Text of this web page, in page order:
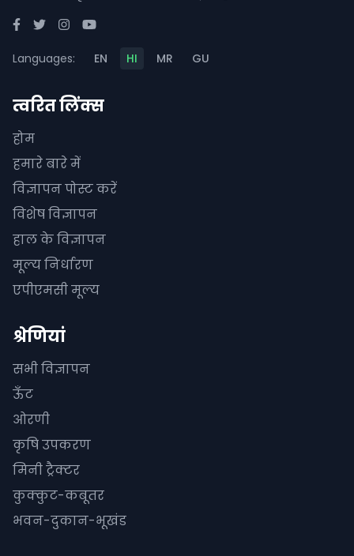
Languages: EN HI MR GU
त्वरित लिंक्स
होम
हमारे बारे में
विज्ञापन पोस्ट करें
विशेष विज्ञापन
हाल के विज्ञापन
मूल्य निर्धारण
एपीएमसी मूल्य
श्रेणियां
सभी विज्ञापन
ऊँट
ओरणी
कृषि उपकरण
मिनी ट्रैक्टर
कुक्कुट-कबूतर
भवन-दुकान-भूखंड